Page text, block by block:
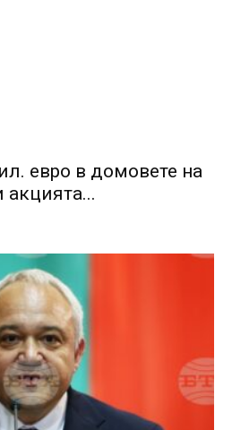
евро в домовете на